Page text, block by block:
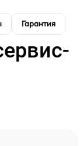
Гарантия